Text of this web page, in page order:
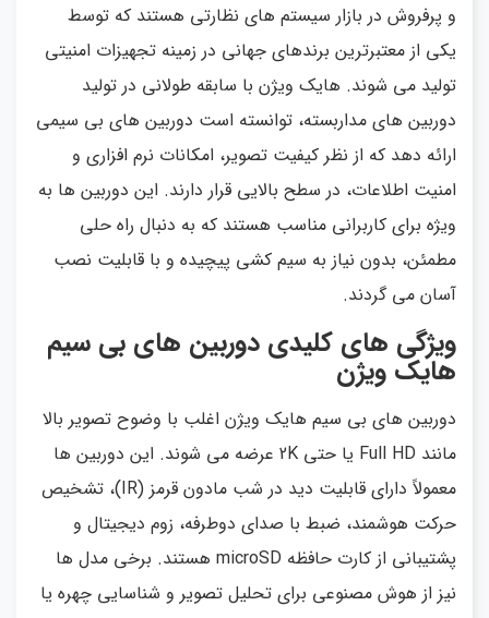
و پرفروش در بازار سیستم های نظارتی هستند که توسط
یکی از معتبرترین برندهای جهانی در زمینه تجهیزات امنیتی
تولید می شوند. هایک ویژن با سابقه طولانی در تولید
دوربین های مداربسته، توانسته است دوربین های بی سیمی
ارائه دهد که از نظر کیفیت تصویر، امکانات نرم افزاری و
امنیت اطلاعات، در سطح بالایی قرار دارند. این دوربین ها به
ویژه برای کاربرانی مناسب هستند که به دنبال راه حلی
مطمئن، بدون نیاز به سیم کشی پیچیده و با قابلیت نصب
آسان می گردند.
ویژگی های کلیدی دوربین های بی سیم
هایک ویژن
دوربین های بی سیم هایک ویژن اغلب با وضوح تصویر بالا
مانند Full HD یا حتی 2K عرضه می شوند. این دوربین ها
معمولاً دارای قابلیت دید در شب مادون قرمز (IR)، تشخیص
حرکت هوشمند، ضبط با صدای دوطرفه، زوم دیجیتال و
پشتیبانی از کارت حافظه microSD هستند. برخی مدل ها
نیز از هوش مصنوعی برای تحلیل تصویر و شناسایی چهره یا